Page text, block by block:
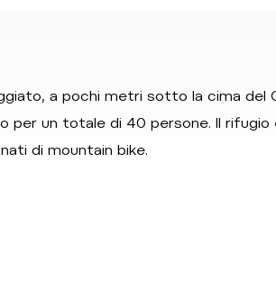
a pochi metri sotto la cima
un totale di 40 persone. Il
di mountain bike.